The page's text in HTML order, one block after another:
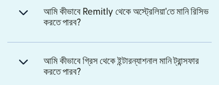
আমি কীভাবে Remitly থেকে অস্ট্রেলিয়া'তে মানি রিসিভ
করতে পারব?
আমি কীভাবে গ্রিস থেকে ইন্টারন্যাশনাল মানি ট্রান্সফার
করতে পারব?